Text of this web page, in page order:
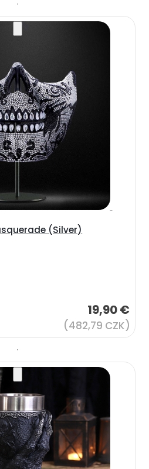
(Silver)
19,90 €
(482,79 CZK)